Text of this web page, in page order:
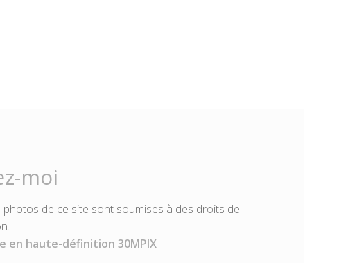
moi
de ce site sont soumises à des droits de
en haute-définition 30MPIX